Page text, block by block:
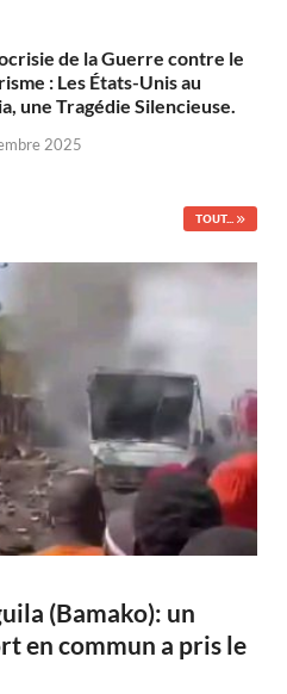
de la Guerre contre le
: Les États-Unis au
une Tragédie Silencieuse.
2025
TOUT...
(Bamako): un
en commun a pris le